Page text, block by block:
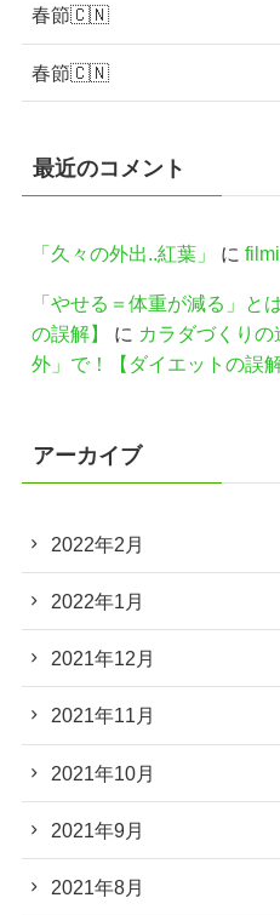
春節🇨🇳
春節🇨🇳
最近のコメント
「久々の外出..紅葉」 に
「やせる＝体重が減る」と
の誤解】
に カラダづくり
外」で！【ダイエットの誤解
アーカイブ
2022年2月
2022年1月
2021年12月
2021年11月
2021年10月
2021年9月
2021年8月